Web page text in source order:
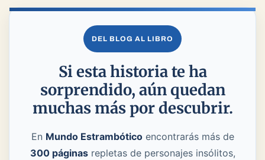
DEL BLOG AL LIBRO
Si esta historia te ha
sorprendido, aún quedan
muchas más por descubrir.
En Mundo Estrambóticoencontrarás más de
300 páginasrepletas de personajes insólitos,